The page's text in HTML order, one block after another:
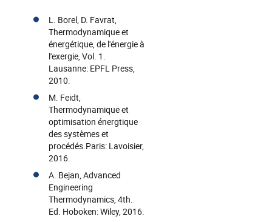
L. Borel, D. Favrat,
Thermodynamique et
énergétique, de l'énergie à
l'exergie, Vol. 1.
Lausanne: EPFL Press,
2010.
M. Feidt,
Thermodynamique et
optimisation énergtique
des systèmes et
procédés.Paris: Lavoisier,
2016.
A. Bejan, Advanced
Engineering
Thermodynamics, 4th.
Ed. Hoboken: Wiley, 2016.